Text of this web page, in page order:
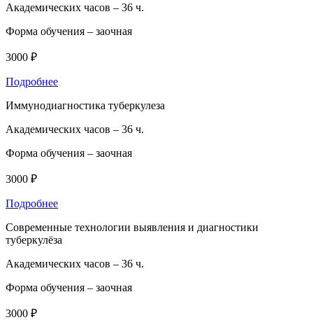
Академических часов – 36 ч.
Форма обучения – заочная
3000 ₽
Подробнее
Иммунодиагностика туберкулеза
Академических часов – 36 ч.
Форма обучения – заочная
3000 ₽
Подробнее
Современные технологии выявления и диагностики
туберкулёза
Академических часов – 36 ч.
Форма обучения – заочная
3000 ₽